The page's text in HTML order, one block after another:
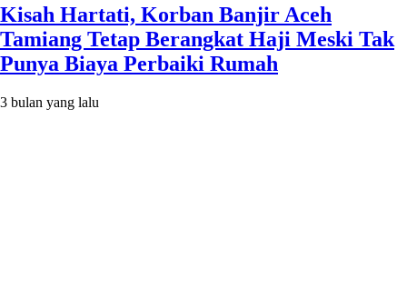
Kisah Hartati, Korban Banjir Aceh
Tamiang Tetap Berangkat Haji Meski Tak
Punya Biaya Perbaiki Rumah
3 bulan yang lalu